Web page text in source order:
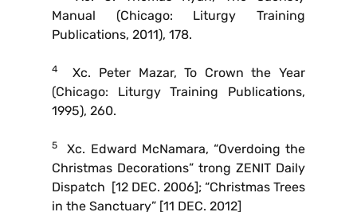
Manual (Chicago: Liturgy Training
Publications, 2011), 178.
4
Xc. Peter Mazar, To Crown the Year
(Chicago: Liturgy Training Publications,
1995), 260.
5
Xc. Edward McNamara, “Overdoing the
Christmas Decorations” trong ZENIT Daily
Dispatch [12 DEC. 2006]; “Christmas Trees
in the Sanctuary” [11 DEC. 2012]